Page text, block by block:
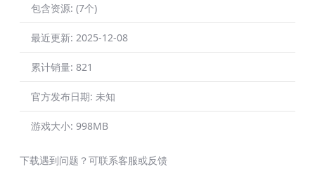
包含资源: (7个)
最近更新: 2025-12-08
累计销量: 821
官方发布日期: 未知
游戏大小: 998MB
下载遇到问题？可联系客服或反馈